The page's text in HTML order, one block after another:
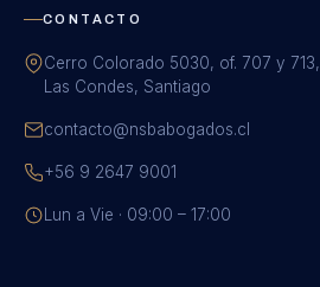
CONTACTO
Cerro Colorado 5030, of. 707 y 713,
Las Condes, Santiago
contacto@nsbabogados.cl
+56 9 2647 9001
Lun a Vie · 09:00 – 17:00